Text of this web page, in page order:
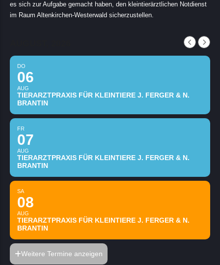
es sich zur Aufgabe gemacht haben, den kleintierärztlichen Notdienst
im Raum Altenkirchen-Westerwald sicherzustellen.
DO
06
AUG
TIERARZTPRAXIS FÜR KLEINTIERE J. FERGER & N.
BRANTIN
FR
07
AUG
TIERARZTPRAXIS FÜR KLEINTIERE J. FERGER & N.
BRANTIN
SA
08
AUG
TIERARZTPRAXIS FÜR KLEINTIERE J. FERGER & N.
BRANTIN
Weitere Termine anzeigen